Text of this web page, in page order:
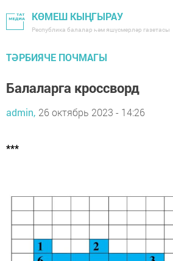
КӨМЕШ КЫҢГЫРАУ
Республика балалар һәм яшүсмерләр газетасы
ТӘРБИЯЧЕ ПОЧМАГЫ
Балаларга кроссворд
admin, 26 октябрь 2023 - 14:26
***